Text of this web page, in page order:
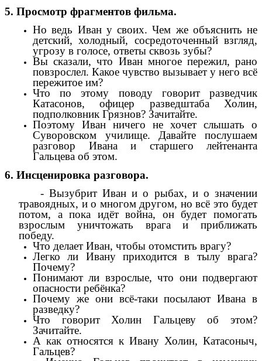
5. Просмотр фрагментов фильма.
Но ведь Иван у своих. Чем же объяснить не
детский, холодный, сосредоточенный взгляд,
угрозу в голосе, ответы сквозь зубы?
Вы сказали, что Иван многое пережил, рано
повзрослел. Какое чувство вызывает у него всё
пережитое им?
Что по этому поводу говорит разведчик
Катасонов, офицер разведштаба Холин,
подполковник Грязнов? Зачитайте.
Поэтому Иван ничего не хочет слышать о
Суворовском училище. Давайте послушаем
разговор Ивана и старшего лейтенанта
Гальцева об этом.
6. Инсценировка разговора.
- Вызубрит Иван и о рыбах, и о значении
травоядных, и о многом другом, но всё это будет
потом, а пока идёт война, он будет помогать
взрослым уничтожать врага и приближать
победу.
Что делает Иван, чтобы отомстить врагу?
Легко ли Ивану приходится в тылу врага?
Почему?
Понимают ли взрослые, что они подвергают
опасности ребёнка?
Почему же они всё-таки посылают Ивана в
разведку?
Что говорит Холин Гальцеву об этом?
Зачитайте.
А как относятся к Ивану Холин, Катасоныч,
Гальцев?